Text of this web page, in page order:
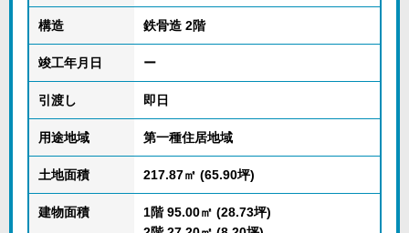
構造 鉄骨造 2階
竣工年月日 ー
引渡し 即日
用途地域 第一種住居地域
土地面積 217.87㎡ (65.90坪)
建物面積
1階 95.00㎡ (28.73坪)